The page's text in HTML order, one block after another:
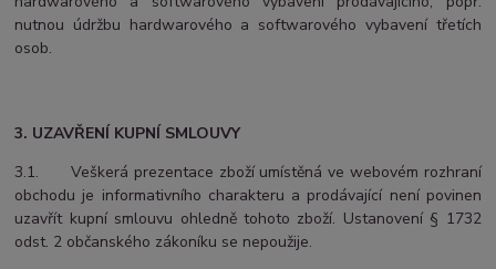
nutnou údržbu hardwarového a softwarového vybavení třetích
osob.
3. UZAVŘENÍ KUPNÍ SMLOUVY
3.1. Veškerá prezentace zboží umístěná ve webovém rozhraní
obchodu je informativního charakteru a prodávající není povinen
uzavřít kupní smlouvu ohledně tohoto zboží. Ustanovení § 1732
odst. 2 občanského zákoníku se nepoužije.